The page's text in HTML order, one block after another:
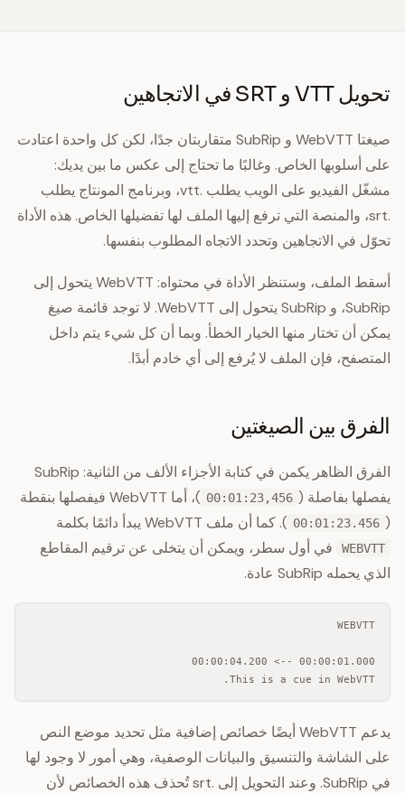
تحويل VTT و SRT في الاتجاهين
صيغتا WebVTT و SubRip متقاربتان جدًا، لكن كل واحدة اعتادت
على أسلوبها الخاص. وغالبًا ما تحتاج إلى عكس ما بين يديك:
مشغّل الفيديو على الويب يطلب .vtt، وبرنامج المونتاج يطلب
.srt، والمنصة التي ترفع إليها الملف لها تفضيلها الخاص. هذه الأداة
تحوّل في الاتجاهين وتحدد الاتجاه المطلوب بنفسها.
أسقط الملف، وستنظر الأداة في محتواه: WebVTT يتحول إلى
SubRip، و SubRip يتحول إلى WebVTT. لا توجد قائمة صيغ
يمكن أن تختار منها الخيار الخطأ. وبما أن كل شيء يتم داخل
المتصفح، فإن الملف لا يُرفع إلى أي خادم أبدًا.
الفرق بين الصيغتين
الفرق الظاهر يكمن في كتابة الأجزاء الألف من الثانية: SubRip
يفصلها بفاصلة ( 00:01:23,456
)، أما WebVTT فيفصلها بنقطة
(
00:01:23.456 ). كما أن ملف WebVTT يبدأ دائمًا بكلمة
WEBVTT
في أول سطر، ويمكن أن يتخلى عن ترقيم المقاطع
الذي يحمله SubRip عادة.
This is a cue in WebVTT.
يدعم WebVTT أيضًا خصائص إضافية مثل تحديد موضع النص
على الشاشة والتنسيق والبيانات الوصفية، وهي أمور لا وجود لها
في SubRip. وعند التحويل إلى .srt تُحذف هذه الخصائص لأن